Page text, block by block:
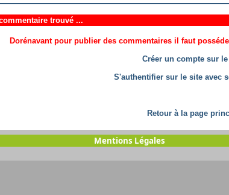
trouvé ...
Dorénavant pour publier des commentaires il faut
Créer un compte sur
S'authentifier sur le site avec
Retour à la page
Mentions Légales